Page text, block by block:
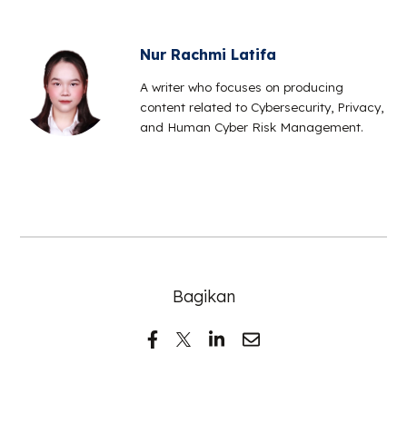
Nur Rachmi Latifa
A writer who focuses on producing
content related to Cybersecurity, Privacy,
and Human Cyber Risk Management.
Bagikan